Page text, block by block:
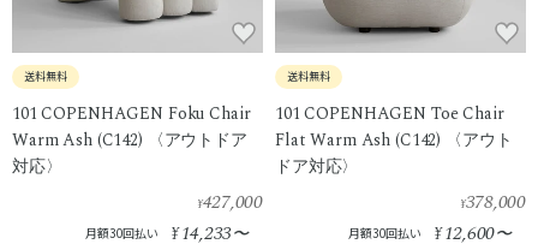
送料無料
101 COPENHAGEN Foku Chair
Warm Ash (C142) 〈アウトドア
対応〉
¥427,000
月額30回払い ¥14,233〜
送料無料
101 COPENHAGEN Toe Chair
Flat Warm Ash (C142) 〈アウト
ドア対応〉
¥378,000
月額30回払い ¥12,600〜